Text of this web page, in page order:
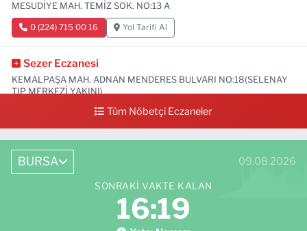
MESUDİYE MAH. TEMİZ SOK. NO:13 A
0 (224) 715 00 16 Yol Tarifi Al
Sezer Eczanesi
KEMALPAŞA MAH. ADNAN MENDERES BULVARI NO:18(SELENAY
TIP MERKEZİ YAKINI)
0 (224) 711 64 49 Yol Tarifi Al
Tüm Nöbetçi Eczaneler
BURSA 09.08.2026
SONRAKI VAKTE KALAN
16:17